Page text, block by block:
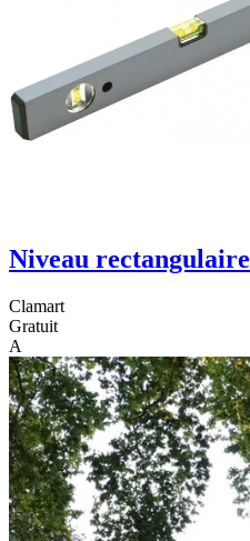
Niveau rectangulaire
Clamart
Gratuit
A